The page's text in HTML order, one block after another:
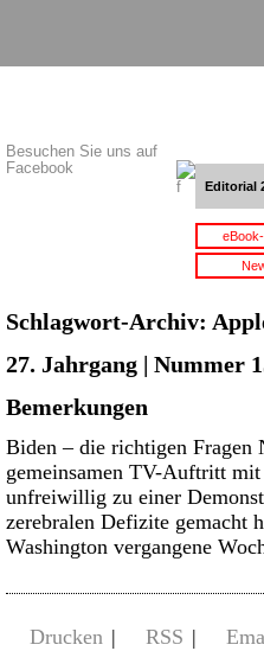
Besuchen Sie uns auf
Facebook
Editorial
Schlagwort-Archiv:
27. Jahrgang | Nummer
Bemerkungen
Biden – die richtigen Fragen
gemeinsamen TV-Auftritt
unfreiwillig zu einer
zerebralen Defizite gemacht
Washington vergangene
Drucken | RSS |